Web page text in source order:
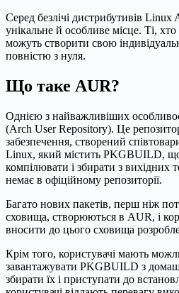
Серед безлічі дистрибутивів
унікальне й особливе місце. Ті, хто
можуть створити свою
повністю з нуля.
Що таке AUR?
Однією з найважливіших
(Arch User Repository). Це
забезпечення, створений
Linux, який містить PKGBUILD,
компілювати і збирати з вихідних
немає в офіційному репозиторії.
Багато нових пакетів, перш ніж
сховища, створюються в AUR, і
вносити до цього сховища
Крім того, користувачі мають
завантажувати PKGBUILD з
збирати їх і приступати до